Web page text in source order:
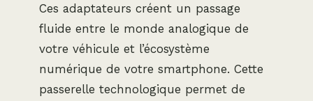
Ces adaptateurs créent un passage
fluide entre le monde analogique de
votre véhicule et l’écosystème
numérique de votre smartphone. Cette
passerelle technologique permet de